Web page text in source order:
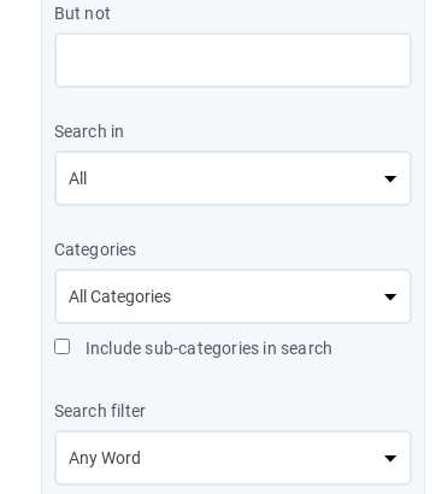
But not
Search in
Categories
Include sub-categories in search
Search filter